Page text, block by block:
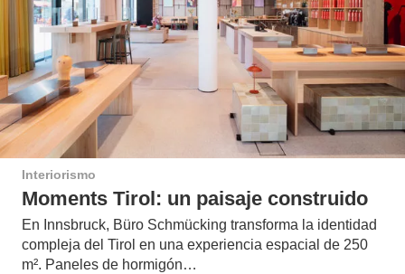
Interiorismo
Moments Tirol: un paisaje construido
En Innsbruck, Büro Schmücking transforma la identidad
compleja del Tirol en una experiencia espacial de 250
m². Paneles de hormigón…